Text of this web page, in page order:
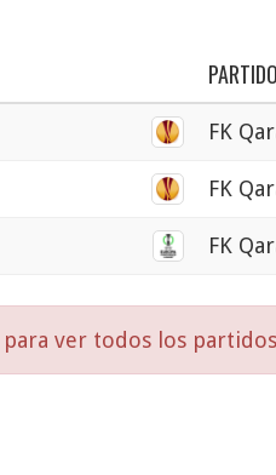
PARTIDO
FK
FK
FK
para ver todos los